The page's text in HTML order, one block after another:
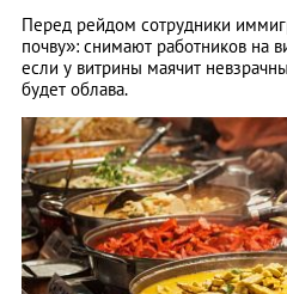
Перед рейдом сотрудники
почву»: снимают работников на
если у витрины маячит
будет облава.